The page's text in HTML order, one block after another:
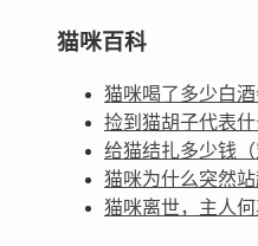
猫咪百科
猫咪喝了多少白酒
捡到猫胡子代表什
给猫结扎多少钱
猫咪为什么突然
猫咪离世，主人何